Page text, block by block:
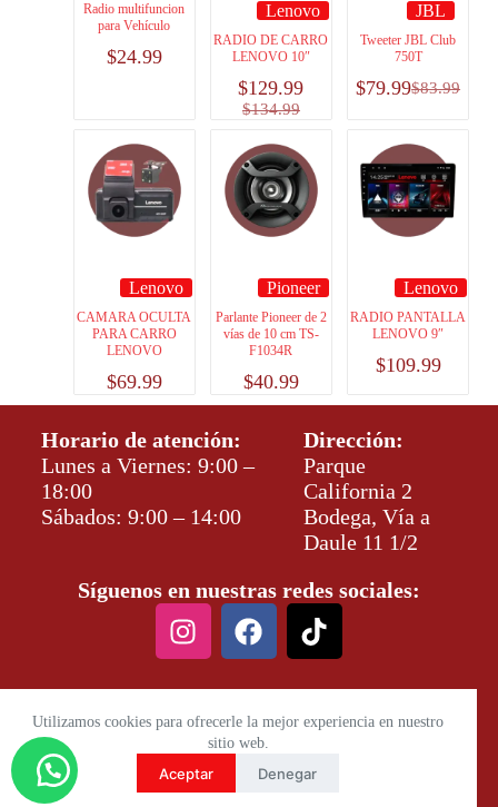
Utilizamos cookies para ofrecerle la mejor experiencia en nuestro
sitio web.
Aceptar Denegar
Radio multifuncion
para Vehículo
$24.99
Lenovo
RADIO DE CARRO
LENOVO 10″
$134.99
$129.99
JBL
Tweeter JBL Club
750T
$83.99
$79.99
Lenovo
CAMARA OCULTA
PARA CARRO
LENOVO
$69.99
Pioneer
Parlante Pioneer de 2
vías de 10 cm TS-
F1034R
$40.99
Lenovo
RADIO PANTALLA
LENOVO 9″
$109.99
Horario de atención:
Lunes a Viernes: 9:00 –
18:00
Sábados: 9:00 – 14:00
Dirección:
Parque
California 2
Bodega, Vía a
Daule 11 1/2
Síguenos en nuestras redes sociales: